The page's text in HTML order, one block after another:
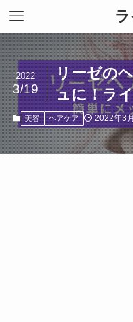
リーゼの
ュに！ラ
2022
3/19
美容 ヘアケア 2022年3